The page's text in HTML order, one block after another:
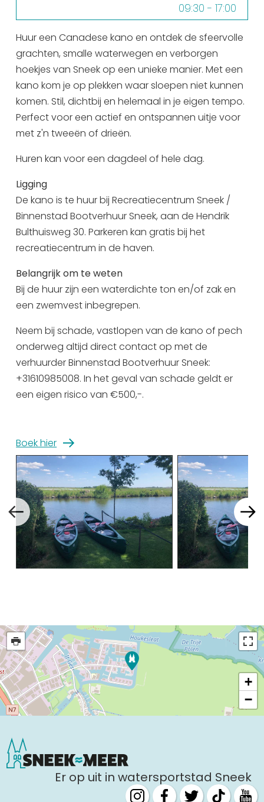
Uitgaan in Sneek
Overnachten in Sneek
Citygame Escapegame Sneek
Webcams
De leukste routes
Interactieve plattegrond van Sneek
Winkelen in Sneek
09:30 - 17:00
13:30 - 16:30
dinsdag 11 augustus
09:30 - 12:30
09:30 - 17:00
13:30 - 16:30
woensdag 12 augustus
09:30 - 12:30
09:30 - 17:00
donderdag 13 augustus
09:30 - 12:30
09:30 - 17:00
vrijdag 14 augustus
09:30 - 12:30
09:30 - 17:00
13:30 - 16:30
13:30 - 16:30
zondag 16 augustus
09:30 - 17:00
13:30 - 16:30
maandag 17 augustus
09:30 - 12:30
09:30 - 17:00
woensdag 19 augustus
09:30 - 12:30
09:30 - 17:00
13:30 - 16:30
donderdag 20 augustus
09:30 - 12:30
09:30 - 17:00
13:30 - 16:30
zaterdag 22 augustus
09:30 - 12:30
09:30 - 17:00
13:30 - 16:30
zondag 23 augustus
13:30 - 16:30
dinsdag 25 augustus
09:30 - 12:30
Huur een Canadese kano en ontdek de sfeervolle
grachten, smalle waterwegen en verborgen
hoekjes van Sneek op een unieke manier. Met een
kano kom je op plekken waar sloepen niet kunnen
komen. Stil, dichtbij en helemaal in je eigen tempo.
Perfect voor een actief en ontspannen uitje voor
met z'n tweeën of drieën.
Huren kan voor een dagdeel of hele dag.
Ligging
De kano is te huur bij Recreatiecentrum Sneek /
Binnenstad Bootverhuur Sneek, aan de Hendrik
Bulthuisweg 30. Parkeren kan gratis bij het
recreatiecentrum in de haven.
Belangrijk om te weten
Bij de huur zijn een waterdichte ton en/of zak en
een zwemvest inbegrepen.
Neem bij schade, vastlopen van de kano of pech
onderweg altijd direct contact op met de
verhuurder Binnenstad Bootverhuur Sneek:
+31610985008. In het geval van schade geldt er
een eigen risico van €500,-.
Boek hier
+
−
Er op uit in watersportstad Sneek